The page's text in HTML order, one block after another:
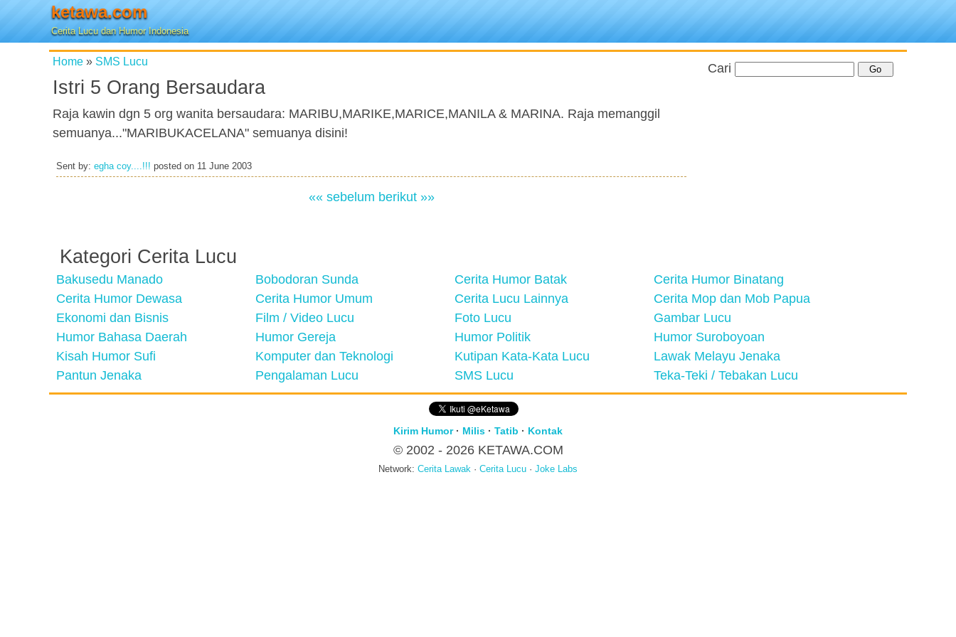
ketawa.com
Cerita Lucu dan Humor Indonesia
Home » SMS Lucu
Istri 5 Orang Bersaudara
Raja kawin dgn 5 org wanita bersaudara: MARIBU,MARIKE,MARICE,MANILA & MARINA. Raja memanggil
semuanya..."MARIBUKACELANA" semuanya disini!
Sent by: egha coy....!!! posted on 11 June 2003
«« sebelum berikut »»
Cari
Kategori Cerita Lucu
Bakusedu Manado Bobodoran Sunda Cerita Humor Batak
Cerita Humor Binatang
Cerita Humor Dewasa
Cerita Humor Umum Cerita Lucu Lainnya
Cerita Mop dan Mob Papua
Ekonomi dan Bisnis
Film / Video Lucu Foto Lucu
Gambar Lucu
Humor Bahasa Daerah
Humor Gereja Humor Politik
Humor Suroboyoan
Kisah Humor Sufi
Komputer dan Teknologi Kutipan Kata-Kata Lucu
Lawak Melayu Jenaka
Pantun Jenaka
Pengalaman Lucu SMS Lucu Teka-Teki / Tebakan Lucu
Kirim Humor· Milis · Tatib · Kontak
© 2002 - 2026 KETAWA.COM
Network: Cerita Lawak · Cerita Lucu · Joke Labs